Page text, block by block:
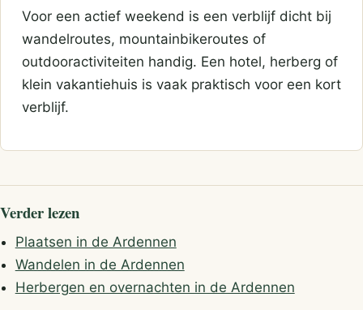
Voor een actief weekend is een verblijf dicht bij
wandelroutes, mountainbikeroutes of
outdooractiviteiten handig. Een hotel, herberg of
klein vakantiehuis is vaak praktisch voor een kort
verblijf.
Verder lezen
Plaatsen in de Ardennen
Wandelen in de Ardennen
Herbergen en overnachten in de Ardennen